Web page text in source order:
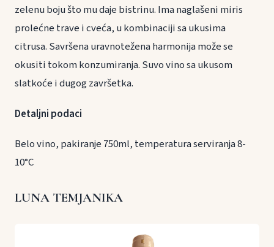
zelenu boju što mu daje bistrinu. Ima naglašeni miris
prolećne trave i cveća, u kombinaciji sa ukusima
citrusa. Savršena uravnotežena harmonija može se
okusiti tokom konzumiranja. Suvo vino sa ukusom
slatkoće i dugog završetka.
Detaljni podaci
Belo vino, pakiranje 750ml, temperatura serviranja 8-
10°C
LUNA TEMJANIKA